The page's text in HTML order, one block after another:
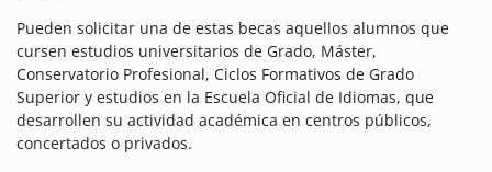
Pueden solicitar una de estas becas aquellos alumnos que
cursen estudios universitarios de Grado, Máster,
Conservatorio Profesional, Ciclos Formativos de Grado
Superior y estudios en la Escuela Oficial de Idiomas, que
desarrollen su actividad académica en centros públicos,
concertados o privados.